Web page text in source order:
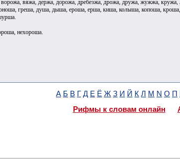
вяжа, держа, дорожа, дребезжа, дрожа, дружа, жужжа,
греша, душа, дыша, ероша, ерша, киша, колыша, копоша,
нехороша.
А Б В Г Д Е Ё Ж З И Й К Л М N О П
Рифмы к словам онлайн